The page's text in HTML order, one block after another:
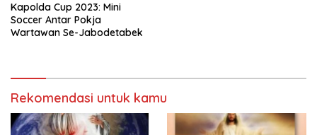
Kapolda Cup 2023: Mini
Soccer Antar Pokja
Wartawan Se-Jabodetabek
Rekomendasi untuk kamu